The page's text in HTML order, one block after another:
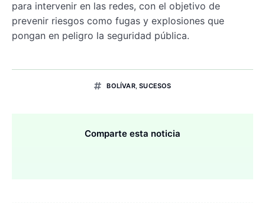
para intervenir en las redes, con el objetivo de
prevenir riesgos como fugas y explosiones que
pongan en peligro la seguridad pública.
BOLÍVAR,SUCESOS
Comparte esta noticia